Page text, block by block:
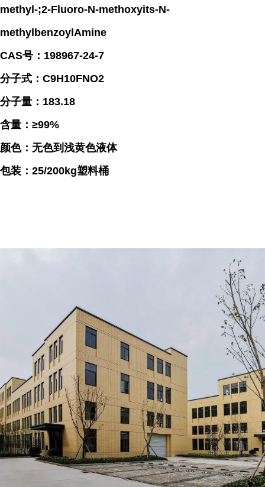
methyl-;2-Fluoro-N-methoxyits-N-
methylbenzoylAmine
CAS号：198967-24-7
分子式：C9H10FNO2
分子量：183.18
含量：≥99%
颜色：无色到浅黄色液体
包装：25/200kg塑料桶